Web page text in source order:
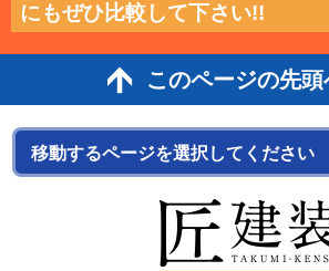
にもぜひ比較して下さい!!
このページの先頭